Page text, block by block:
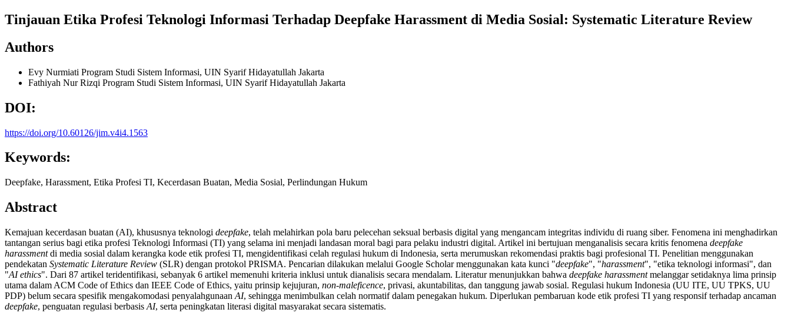
Tinjauan Etika Profesi Teknologi Informasi Terhadap Deepfake Harassment di Media Sosial: Systematic Literature Review
Authors
Evy Nurmiati Program Studi Sistem Informasi, UIN Syarif Hidayatullah Jakarta
Fathiyah Nur Rizqi Program Studi Sistem Informasi, UIN Syarif Hidayatullah Jakarta
DOI:
https://doi.org/10.60126/jim.v4i4.1563
Keywords:
Deepfake, Harassment, Etika Profesi TI, Kecerdasan Buatan, Media Sosial, Perlindungan Hukum
Abstract
Kemajuan kecerdasan buatan (AI), khususnya teknologi deepfake, telah melahirkan pola baru pelecehan seksual berbasis digital yang mengancam integritas individu di ruang siber. Fenomena ini menghadirkan
tantangan serius bagi etika profesi Teknologi Informasi (TI) yang selama ini menjadi landasan moral bagi para pelaku industri digital. Artikel ini bertujuan menganalisis secara kritis fenomena deepfake
harassmentdi media sosial dalam kerangka kode etik profesi TI, mengidentifikasi celah regulasi hukum di Indonesia, serta merumuskan rekomendasi praktis bagi profesional TI. Penelitian menggunakan
pendekatan Systematic Literature Review (SLR) dengan protokol PRISMA. Pencarian dilakukan melalui Google Scholar menggunakan kata kunci "deepfake", "harassment", "etika teknologi informasi", dan
"AI ethics". Dari 87 artikel teridentifikasi, sebanyak 6 artikel memenuhi kriteria inklusi untuk dianalisis secara mendalam. Literatur menunjukkan bahwa deepfake harassmentmelanggar setidaknya lima prinsip
utama dalam ACM Code of Ethics dan IEEE Code of Ethics, yaitu prinsip kejujuran, non-maleficence, privasi, akuntabilitas, dan tanggung jawab sosial. Regulasi hukum Indonesia (UU ITE, UU TPKS, UU
PDP) belum secara spesifik mengakomodasi penyalahgunaan AI, sehingga menimbulkan celah normatif dalam penegakan hukum. Diperlukan pembaruan kode etik profesi TI yang responsif terhadap ancaman
deepfake, penguatan regulasi berbasis AI, serta peningkatan literasi digital masyarakat secara sistematis.